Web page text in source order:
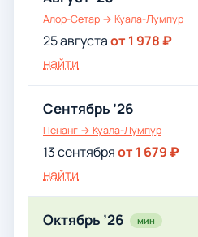
Алор-Сетар → Куала-Лумпур
25 августаот 1 978 ₽
найти
Сентябрь ’26
Пенанг → Куала-Лумпур
13 сентябряот 1 679 ₽
найти
Октябрь ’26 мин